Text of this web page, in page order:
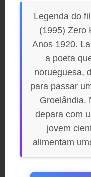
Legenda do
(1995) Zero
Anos 1920.
a poeta
norueguesa,
para passar
Groelândia.
depara com
jovem
alimentam